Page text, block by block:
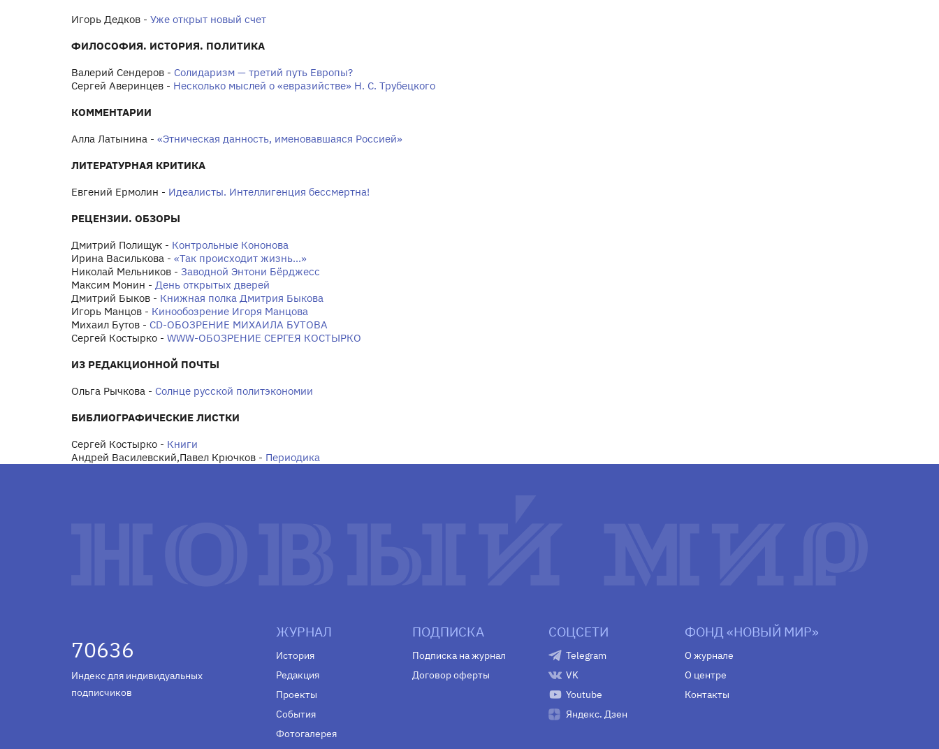
Игорь Дедков - Уже открыт новый счет
ФИЛОСОФИЯ. ИСТОРИЯ. ПОЛИТИКА
Валерий Сендеров - Солидаризм — третий путь Европы?
Сергей Аверинцев - Несколько мыслей о «евразийстве» Н. С. Трубецкого
КОММЕНТАРИИ
Алла Латынина - «Этническая данность, именовавшаяся Россией»
ЛИТЕРАТУРНАЯ КРИТИКА
Евгений Ермолин - Идеалисты. Интеллигенция бессмертна!
РЕЦЕНЗИИ. ОБЗОРЫ
Дмитрий Полищук - Контрольные Кононова
Ирина Василькова - «Так происходит жизнь...»
Николай Мельников - Заводной Энтони Бёрджесс
Максим Монин - День открытых дверей
Дмитрий Быков - Книжная полка Дмитрия Быкова
Игорь Манцов - Кинообозрение Игоря Манцова
Михаил Бутов - CD-ОБОЗРЕНИЕ МИХАИЛА БУТОВА
Сергей Костырко - WWW-ОБОЗРЕНИЕ СЕРГЕЯ КОСТЫРКО
ИЗ РЕДАКЦИОННОЙ ПОЧТЫ
Ольга Рычкова - Солнце русской политэкономии
БИБЛИОГРАФИЧЕСКИЕ ЛИСТКИ
Сергей Костырко - Книги
Андрей Василевский,Павел Крючков - Периодика
70636
Индекс для индивидуальных
подписчиков
ЖУРНАЛ
История
Редакция
Проекты
События
Фотогалерея
ПОДПИСКА
Подписка на журнал
Договор оферты
СОЦСЕТИ
Telegram
VK
Youtube
Яндекс. Дзен
ФОНД «НОВЫЙ МИР»
О журнале
О центре
Контакты